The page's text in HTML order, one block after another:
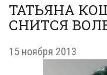
ТАТЬЯНА
СНИТСЯ
15 ноября 2013